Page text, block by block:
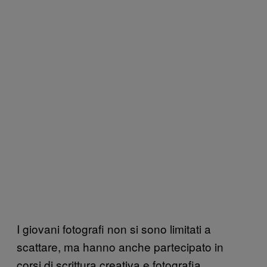
I giovani fotografi non si sono limitati a
scattare, ma hanno anche partecipato in